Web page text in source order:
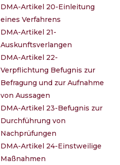
DMA-Artikel 20-Einleitung
eines Verfahrens
DMA-Artikel 21-
Auskunftsverlangen
DMA-Artikel 22-
Verpflichtung Befugnis zur
Befragung und zur Aufnahme
von Aussagen
DMA-Artikel 23-Befugnis zur
Durchführung von
Nachprüfungen
DMA-Artikel 24-Einstweilige
Maßnahmen